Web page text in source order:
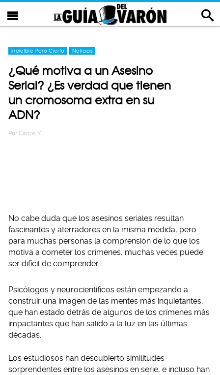
Increíble Pero Cierto Noticias
¿Qué motiva a un Asesino
Serial? ¿Es verdad que tienen
un cromosoma extra en su
ADN?
Por Carlos Y
No cabe duda que los asesinos seriales resultan
fascinantes y aterradores en la misma medida, pero
para muchas personas la comprensión de lo que los
motiva a cometer los crímenes, muchas veces puede
ser difícil de comprender.
Psicólogos y neurocientíficos están empezando a
construir una imagen de las mentes más inquietantes,
que han estado detrás de algunos de los crímenes más
impactantes que han salido a la luz en las últimas
décadas.
Los estudiosos han descubierto similitudes
sorprendentes entre los asesinos en serie, e incluso han